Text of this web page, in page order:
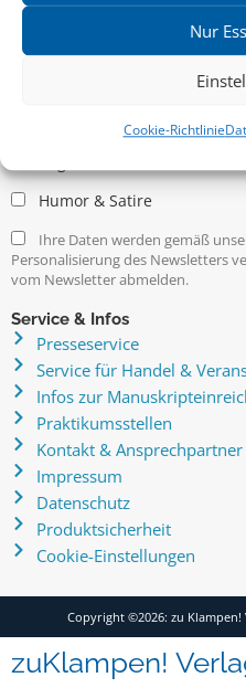
Nur
Cookie-Richtlinie
Kritische Theorie /
Belletristik & Biografien
Humor & Satire
Ihre Daten werden gemäß
Personalisierung des Newsletters
vom Newsletter abmelden.
Service & Infos
Presseservice
Service für Handel &
Infos zur
Praktikumsstellen
Kontakt & Ansprechpartner
Impressum
Datenschutz
Produktsicherheit
Cookie-Einstellungen
Copyright ©2026: zu
zuKlampen!